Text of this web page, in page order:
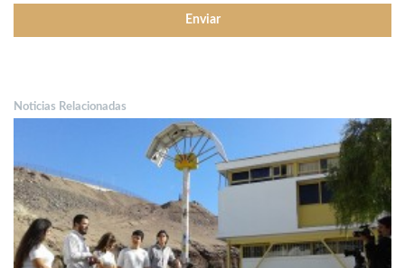
Noticias Relacionadas